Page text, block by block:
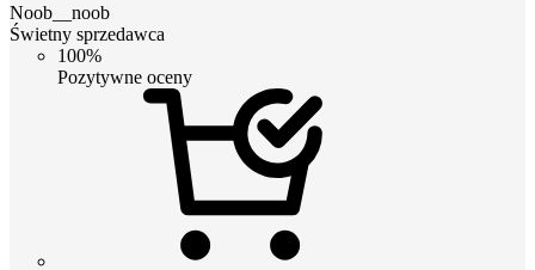
Noob__noob
Świetny sprzedawca
100%
Pozytywne oceny